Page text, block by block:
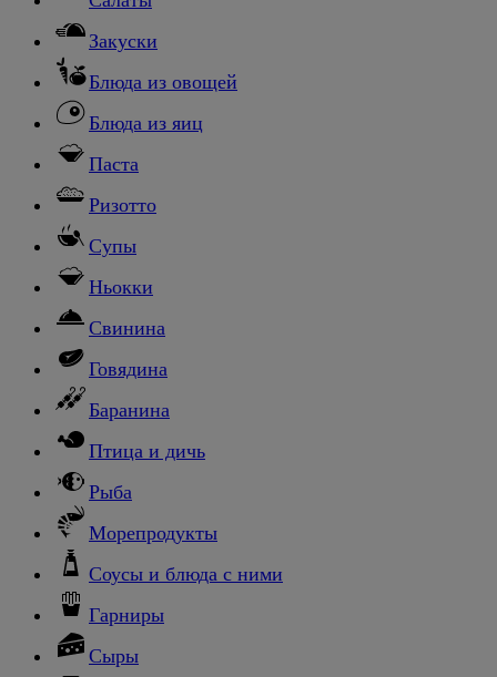
Закуски
Блюда из овощей
Блюда из яиц
Паста
Ризотто
Супы
Ньокки
Свинина
Говядина
Баранина
Птица и дичь
Рыба
Морепродукты
Соусы и блюда с ними
Гарниры
Сыры